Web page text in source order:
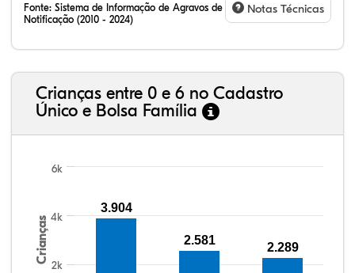
Fonte: Sistema de Informação de Agravos de
Notificação (2010 - 2024)
Notas Técnicas
Crianças entre 0 e 6 no Cadastro
Único e Bolsa Família
Crianças
2k
4k
6k
3.904
2.581
2.289
8,00%
3,56%
0,29%
84,72%
1,59%
1,84%
32,57%
9,24%
0,46%
54,88%
1,27%
1,56%